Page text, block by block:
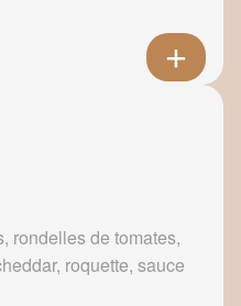
rondelles de tomates,
roquette, sauce